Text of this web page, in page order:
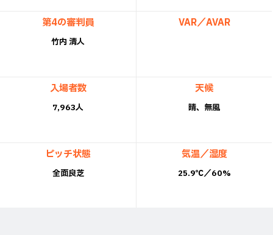
第4の審判員
竹内 清人
VAR／AVAR
入場者数
7,963人
天候
晴、無風
ピッチ状態
全面良芝
気温／湿度
25.9℃／60%